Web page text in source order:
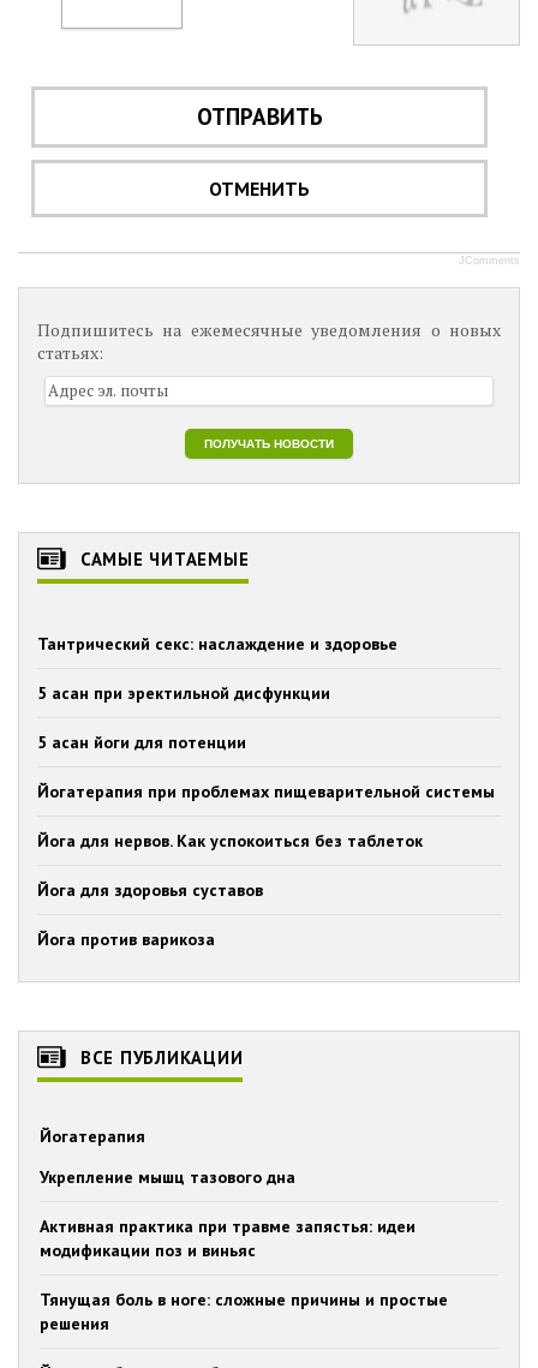
ОТПРАВИТЬ
ОТМЕНИТЬ
JComments
Подпишитесь на ежемесячные уведомления о новых
статьях:
САМЫЕ ЧИТАЕМЫЕ
Тантрический секс: наслаждение и здоровье
5 асан при эректильной дисфункции
5 асан йоги для потенции
Йогатерапия при проблемах пищеварительной системы
Йога для нервов. Как успокоиться без таблеток
Йога для здоровья суставов
Йога против варикоза
ВСЕ ПУБЛИКАЦИИ
Йогатерапия
Укрепление мышц тазового дна
Активная практика при травме запястья: идеи
модификации поз и виньяс
Тянущая боль в ноге: сложные причины и простые
решения